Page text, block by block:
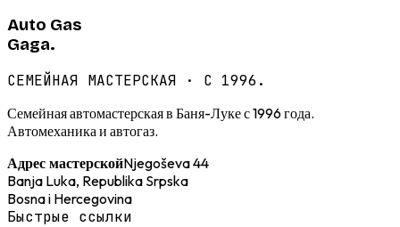
Auto Gas
Gaga.
СЕМЕЙНАЯ МАСТЕРСКАЯ · С 1996.
Семейная автомастерская в Баня-Луке с 1996 года.
Автомеханика и автогаз.
Адрес мастерскойNjegoševa 44
Banja Luka, Republika Srpska
Bosna i Hercegovina
Быстрые ссылки